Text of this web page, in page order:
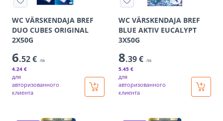
WC VÄRSKENDAJA BREF
DUO CUBES ORIGINAL
2X50G
6.52 € /tk
4.24 €
для
авторизованного
клиента
WC VÄRSKENDAJA BREF
BLUE AKTIV EUCALYPT
3X50G
8.39 € /tk
5.45 €
для
авторизованного
клиента